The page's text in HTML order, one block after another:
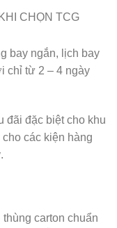
CHỌN TCG
bay ngắn, lịch bay
chỉ từ 2 – 4 ngày
đãi đặc biệt cho khu
các kiện hàng
carton chuẩn